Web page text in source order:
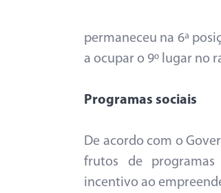
permaneceu na 6ª
a ocupar o 9º lugar no
Programas sociais
De acordo com o
frutos de programas
incentivo ao